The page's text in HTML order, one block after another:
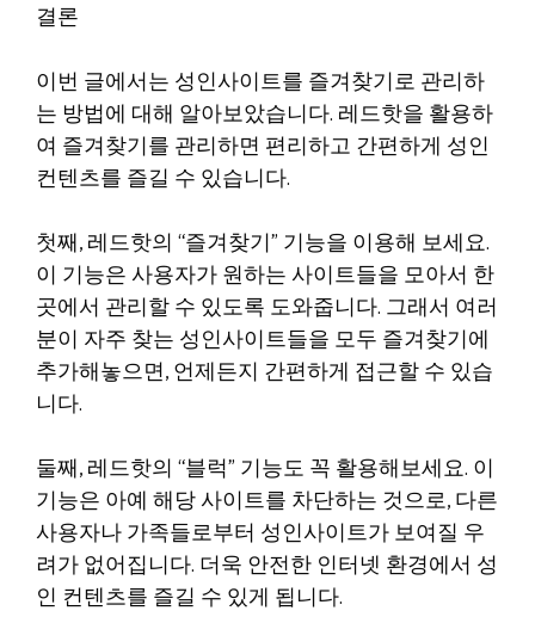
결론
이번 글에서는 성인사이트를 즐겨찾기로 관리하
는 방법에 대해 알아보았습니다. 레드핫을 활용하
여 즐겨찾기를 관리하면 편리하고 간편하게 성인
컨텐츠를 즐길 수 있습니다.
첫째, 레드핫의 “즐겨찾기” 기능을 이용해 보세요.
이 기능은 사용자가 원하는 사이트들을 모아서 한
곳에서 관리할 수 있도록 도와줍니다. 그래서 여러
분이 자주 찾는 성인사이트들을 모두 즐겨찾기에
추가해놓으면, 언제든지 간편하게 접근할 수 있습
니다.
둘째, 레드핫의 “블럭” 기능도 꼭 활용해보세요. 이
기능은 아예 해당 사이트를 차단하는 것으로, 다른
사용자나 가족들로부터 성인사이트가 보여질 우
려가 없어집니다. 더욱 안전한 인터넷 환경에서 성
인 컨텐츠를 즐길 수 있게 됩니다.